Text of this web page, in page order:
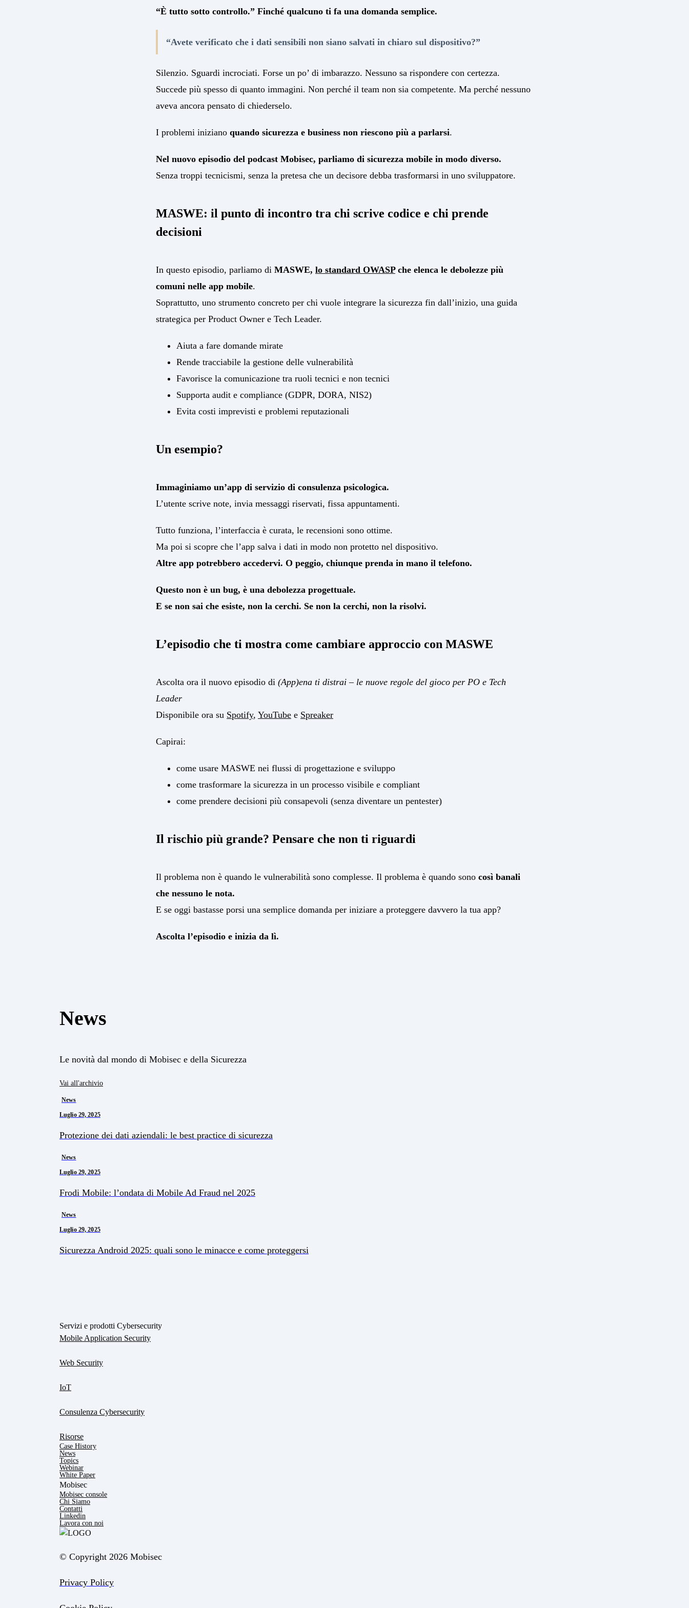
“È tutto sotto controllo.” Finché qualcuno ti fa una domanda semplice.
“Avete verificato che i dati sensibili non siano salvati in chiaro sul dispositivo?”
Silenzio. Sguardi incrociati. Forse un po’ di imbarazzo. Nessuno sa rispondere con certezza.
Succede più spesso di quanto immagini. Non perché il team non sia competente. Ma perché nessuno
aveva ancora pensato di chiederselo.
I problemi iniziano quando sicurezza e business non riescono più a parlarsi.
Nel nuovo episodio del podcast Mobisec, parliamo di sicurezza mobile in modo diverso.
Senza troppi tecnicismi, senza la pretesa che un decisore debba trasformarsi in uno sviluppatore.
MASWE: il punto di incontro tra chi scrive codice e chi prende
decisioni
In questo episodio, parliamo di MASWE, lo standard OWASPche elenca le debolezze più
comuni nelle app mobile.
Soprattutto, uno strumento concreto per chi vuole integrare la sicurezza fin dall’inizio, una guida
strategica per Product Owner e Tech Leader.
Aiuta a fare domande mirate
Rende tracciabile la gestione delle vulnerabilità
Favorisce la comunicazione tra ruoli tecnici e non tecnici
Supporta audit e compliance (GDPR, DORA, NIS2)
Evita costi imprevisti e problemi reputazionali
Un esempio?
Immaginiamo un’app di servizio di consulenza psicologica.
L’utente scrive note, invia messaggi riservati, fissa appuntamenti.
Tutto funziona, l’interfaccia è curata, le recensioni sono ottime.
Ma poi si scopre che l’app salva i dati in modo non protetto nel dispositivo.
Altre app potrebbero accedervi. O peggio, chiunque prenda in mano il telefono.
Questo non è un bug, è una debolezza progettuale.
E se non sai che esiste, non la cerchi. Se non la cerchi, non la risolvi.
L’episodio che ti mostra come cambiare approccio con MASWE
Ascolta ora il nuovo episodio di (App)ena ti distrai – le nuove regole del gioco per PO e Tech
Leader
Disponibile ora su Spotify, YouTube e Spreaker
Capirai:
come usare MASWE nei flussi di progettazione e sviluppo
come trasformare la sicurezza in un processo visibile e compliant
come prendere decisioni più consapevoli (senza diventare un pentester)
Il rischio più grande? Pensare che non ti riguardi
Il problema non è quando le vulnerabilità sono complesse. Il problema è quando sono così banali
che nessuno le nota.
E se oggi bastasse porsi una semplice domanda per iniziare a proteggere davvero la tua app?
Ascolta l’episodio e inizia da lì.
News
Le novità dal mondo di Mobisec e della Sicurezza
Vai all'archivio
News
Luglio 29, 2025
Protezione dei dati aziendali: le best practice di sicurezza
News
Luglio 29, 2025
Frodi Mobile: l’ondata di Mobile Ad Fraud nel 2025
News
Luglio 29, 2025
Sicurezza Android 2025: quali sono le minacce e come proteggersi
Servizi e prodotti Cybersecurity
Mobile Application Security
Web Security
IoT
Consulenza Cybersecurity
Risorse
Case History
News
Topics
Webinar
White Paper
Mobisec
Mobisec console
Chi Siamo
Contatti
Linkedin
Lavora con noi
© Copyright 2026 Mobisec
Privacy Policy